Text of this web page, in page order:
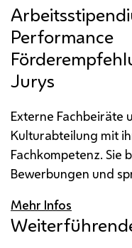
Jurys
Externe Fachbeiräte
Kulturabteilung mit
Fachkompetenz. Sie
Bewerbungen und
Mehr Infos